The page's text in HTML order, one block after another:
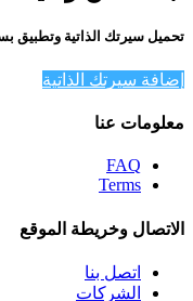
تحميل سيرتك الذاتية وتطبيق
إضافة سيرتك الذاتية
معلومات عنا
FAQ
Terms
الاتصال وخريطة الموقع
اتصل بنا
الشركات